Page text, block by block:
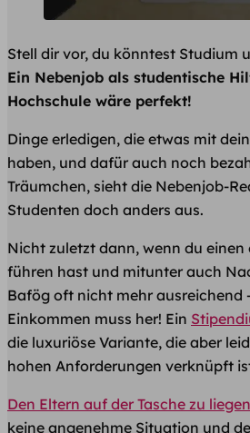
Stell dir vor, du könntest Studium
Ein Nebenjob als studentische
Hochschule wäre perfekt!
Dinge erledigen, die etwas mit
haben, und dafür auch noch
Träumchen, sieht die Nebenjob-
Studenten doch anders aus.
Nicht zuletzt dann, wenn du einen
führen hast und mitunter auch
Bafög oft nicht mehr ausreichend
Einkommen muss her! Ein
die luxuriöse Variante, die aber
hohen Anforderungen verknüpft
Den Eltern auf der Tasche zu liegen
keine angenehme Situation und